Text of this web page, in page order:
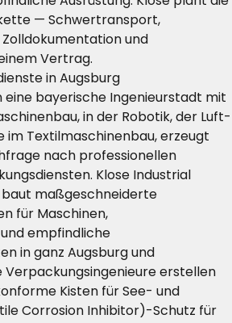
— Schwertransport,
und
Vertrag.
in Augsburg
eine bayerische Ingenieurstadt mit
in der Robotik, der Luft-
im Textilmaschinenbau, erzeugt
nach professionellen
Klose Industrial
maßgeschneiderte
für Maschinen,
empfindliche
in ganz Augsburg und
Verpackungsingenieure erstellen
Kisten für See- und
Corrosion Inhibitor)-Schutz für